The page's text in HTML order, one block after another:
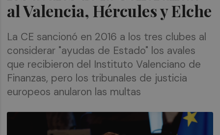
al Valencia, Hércules y Elche
La CE sancionó en 2016 a los tres clubes al
considerar "ayudas de Estado" los avales
que recibieron del Instituto Valenciano de
Finanzas, pero los tribunales de justicia
europeos anularon las multas